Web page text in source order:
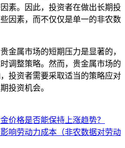
素。因此，投资者在做出长期投
因素，而不仅仅是单一的非农数
金属市场的短期压力是显著的，
调整策略。然而，贵金属市场的
投资者需要采取适当的策略应对
投资机会。
价格是否能保持上涨趋势？
响劳动力成本（非农数据对劳动